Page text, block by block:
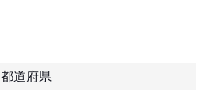
都道府県